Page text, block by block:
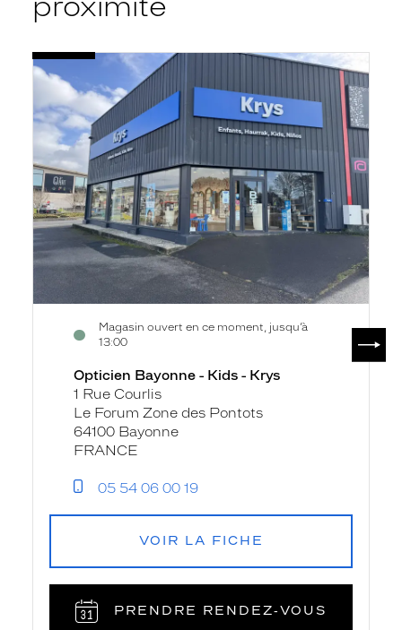
Opticien
Bayonne
-
Kids
-
Krys
Magasin ouvert en ce moment, jusqu’à
13:00
Voir
la
fiche
Opticien Bayonne - Kids - Krys
1 Rue Courlis
Le Forum Zone des Pontots
64100 Bayonne
FRANCE
05 54 06 00 19
VOIR LA FICHE
PRENDRE RENDEZ‑VOUS